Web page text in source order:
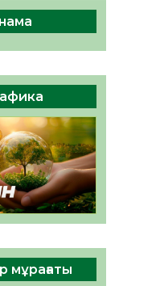
облыс
болып
67 0
мұрағаты